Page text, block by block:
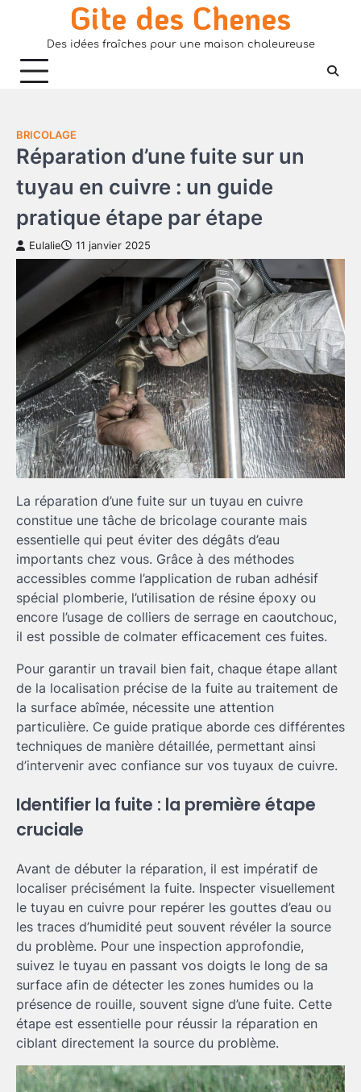
Gite des Chenes
Des idées fraîches pour une maison chaleureuse
BRICOLAGE
Réparation d’une fuite sur un
tuyau en cuivre : un guide
pratique étape par étape
Eulalie 11 janvier 2025
La réparation d’une fuite sur un tuyau en cuivre
constitue une tâche de bricolage courante mais
essentielle qui peut éviter des dégâts d’eau
importants chez vous. Grâce à des méthodes
accessibles comme l’application de ruban adhésif
spécial plomberie, l’utilisation de résine époxy ou
encore l’usage de colliers de serrage en caoutchouc,
il est possible de colmater efficacement ces fuites.
Pour garantir un travail bien fait, chaque étape allant
de la localisation précise de la fuite au traitement de
la surface abîmée, nécessite une attention
particulière. Ce guide pratique aborde ces différentes
techniques de manière détaillée, permettant ainsi
d’intervenir avec confiance sur vos tuyaux de cuivre.
Identifier la fuite : la première étape
cruciale
Avant de débuter la réparation, il est impératif de
localiser précisément la fuite. Inspecter visuellement
le tuyau en cuivre pour repérer les gouttes d’eau ou
les traces d’humidité peut souvent révéler la source
du problème. Pour une inspection approfondie,
suivez le tuyau en passant vos doigts le long de sa
surface afin de détecter les zones humides ou la
présence de rouille, souvent signe d’une fuite. Cette
étape est essentielle pour réussir la réparation en
ciblant directement la source du problème.